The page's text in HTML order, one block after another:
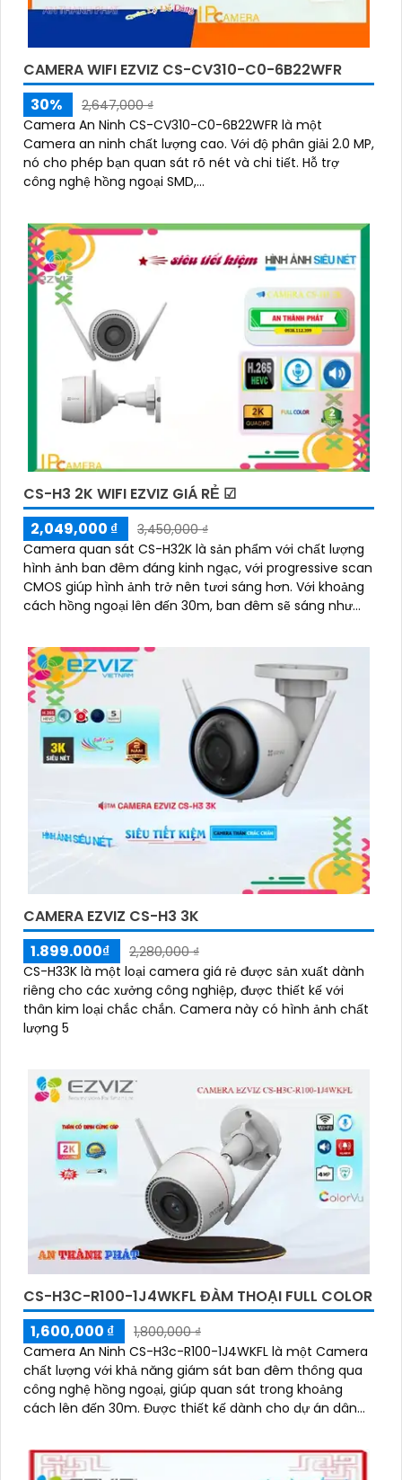
CAMERA WIFI EZVIZ CS-CV310-C0-6B22WFR
30%
2,647,000 ₫
Camera An Ninh CS-CV310-C0-6B22WFR là một
Camera an ninh chất lượng cao. Với độ phân giải 2.0 MP,
nó cho phép bạn quan sát rõ nét và chi tiết. Hỗ trợ
công nghệ hồng ngoại SMD,...
CS-H3 2K WIFI EZVIZ GIÁ RẺ ☑
2,049,000 ₫
3,450,000 ₫
Camera quan sát CS-H32K là sản phẩm với chất lượng
hình ảnh ban đêm đáng kinh ngạc, với progressive scan
CMOS giúp hình ảnh trở nên tươi sáng hơn. Với khoảng
cách hồng ngoại lên đến 30m, ban đêm sẽ sáng như
CAMERA EZVIZ CS-H3 3K
1.899.000₫
2,280,000 ₫
CS-H33K là một loại camera giá rẻ được sản xuất dành
riêng cho các xưởng công nghiệp, được thiết kế với
thân kim loại chắc chắn. Camera này có hình ảnh chất
lượng 5
CS-H3C-R100-1J4WKFL ĐÀM THOẠI FULL COLOR
1,600,000 ₫
1,800,000 ₫
Camera An Ninh CS-H3c-R100-1J4WKFL là một Camera
chất lượng với khả năng giám sát ban đêm thông qua
công nghệ hồng ngoại, giúp quan sát trong khoảng
cách lên đến 30m. Được thiết kế dành cho dự án dân